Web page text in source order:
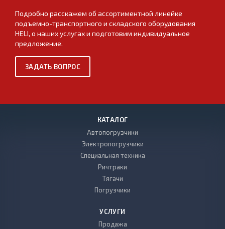
Подробно расскажем об ассортиментной линейке
подъемно-транспортного и складского оборудования
HELI, о наших услугах и подготовим индивидуальное
предложение.
ЗАДАТЬ ВОПРОС
КАТАЛОГ
Автопогрузчики
Электропогрузчики
Специальная техника
Ричтраки
Тягачи
Погрузчики
УСЛУГИ
Продажа